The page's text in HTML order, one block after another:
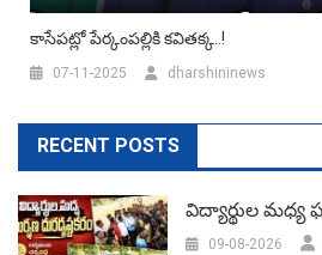
కాసేపట్లో పేర్కంపల్లికి కవితక్క..!
07-11-2025 dharshininews
RECENT POSTS
విద్యార్థుల మధ్య
09-08-2026